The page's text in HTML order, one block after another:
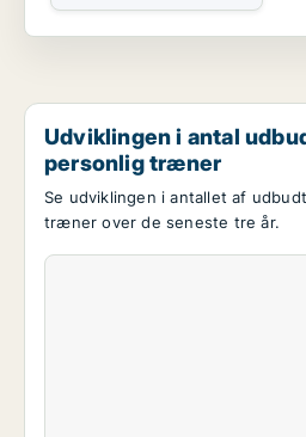
Udviklingen i antal
personlig træner
Se udviklingen i antallet af
træner over de seneste tre år.